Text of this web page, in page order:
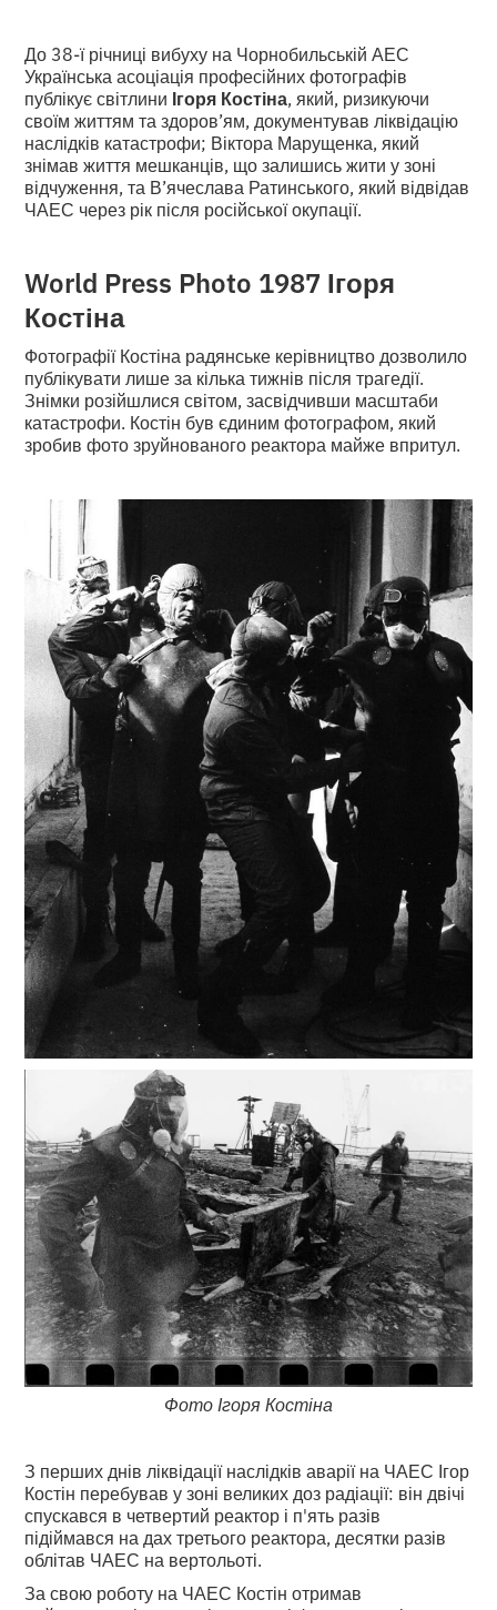
До 38-ї річниці вибуху на Чорнобильській АЕС
Українська асоціація професійних фотографів
публікує світлини Ігоря Костіна, який, ризикуючи
своїм життям та здоров’ям, документував ліквідацію
наслідків катастрофи; Віктора Марущенка, який
знімав життя мешканців, що залишись жити у зоні
відчуження, та В’ячеслава Ратинського, який відвідав
ЧАЕС через рік після російської окупації.
World Press Photo 1987 Ігоря
Костіна
Фотографії Костіна радянське керівництво дозволило
публікувати лише за кілька тижнів після трагедії.
Знімки розійшлися світом, засвідчивши масштаби
катастрофи. Костін був єдиним фотографом, який
зробив фото зруйнованого реактора майже впритул.
Фото Ігоря Костіна
З перших днів ліквідації наслідків аварії на ЧАЕС Ігор
Костін перебував у зоні великих доз радіації: він двічі
спускався в четвертий реактор і п'ять разів
підіймався на дах третього реактора, десятки разів
облітав ЧАЕС на вертольоті.
За свою роботу на ЧАЕС Костін отримав